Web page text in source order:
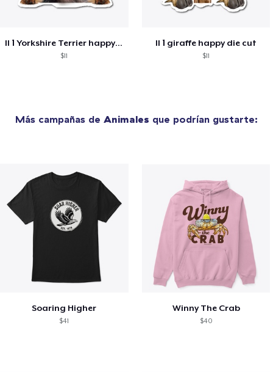
ll 1 Yorkshire Terrier happy die cut
$11
ll 1 giraffe happy die cut
$11
Más campañas de Animales que podrían gustarte:
Soaring Higher
$41
Winny The Crab
$40